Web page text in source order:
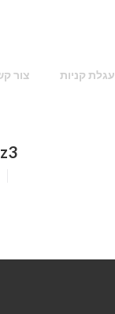
עגלת קניות צור